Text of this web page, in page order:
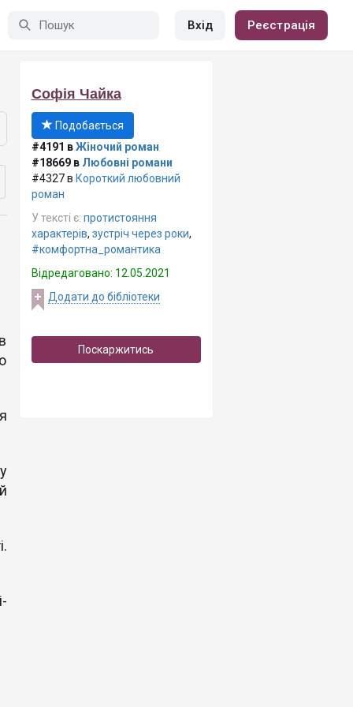
Вхід Реєстрація
Софія Чайка
Подобається
#4191 вЖіночий роман
#18669 в Любовні романи
#4327 в Короткий любовний
роман
У тексті є: протистояння
характерів, зустріч через роки,
#комфортна_романтика
Відредаговано: 12.05.2021
Додати до бібліотеки
Поскаржитись